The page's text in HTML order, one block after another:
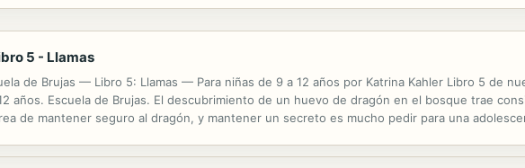
algo que también haga feliz al resto de la familia.Te asombrará saber lo que Rosa...
5 - Llamas
de Brujas — Libro 5: Llamas — Para niñas de 9 a 12 años por Katrina Kahler Libro 5 de
años. Escuela de Brujas. El descubrimiento de un huevo de dragón en el bosque trae
de mantener seguro al dragón, y mantener un secreto es mucho pedir para una